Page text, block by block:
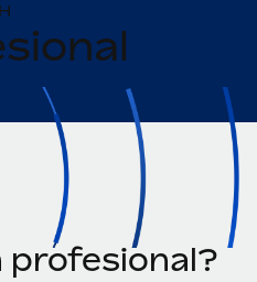
profesional?